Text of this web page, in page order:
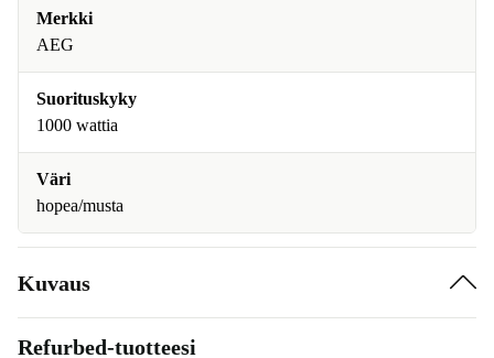
Merkki
AEG
Suorituskyky
1000 wattia
Väri
hopea/musta
Kuvaus
Refurbed-tuotteesi